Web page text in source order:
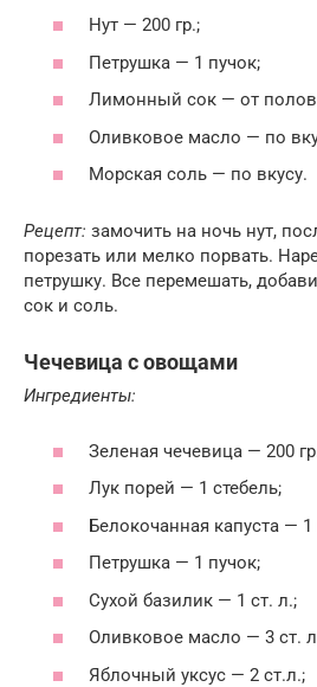
Нут — 200 гр.;
Петрушка — 1 пучок;
Лимонный сок — от
Оливковое масло — по
Морская соль — по вкусу.
Рецепт: замочить на ночь нут,
порезать или мелко порвать.
петрушку. Все перемешать,
сок и соль.
Чечевица с овощами
Ингредиенты:
Зеленая чечевица — 200
Лук порей — 1 стебель;
Белокочанная капуста —
Петрушка — 1 пучок;
Сухой базилик — 1 ст. л.;
Оливковое масло — 3 ст.
Яблочный уксус — 2 ст.л.;